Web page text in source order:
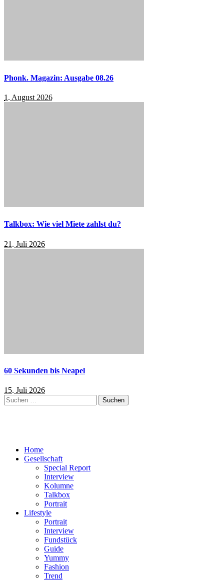
Phonk. Magazin: Ausgabe 08.26
1. August 2026
Talkbox: Wie viel Miete zahlst du?
21. Juli 2026
60 Sekunden bis Neapel
15. Juli 2026
Suchen
nach:
Home
Gesellschaft
Special Report
Interview
Kolumne
Talkbox
Portrait
Lifestyle
Portrait
Interview
Fundstück
Guide
Yummy
Fashion
Trend